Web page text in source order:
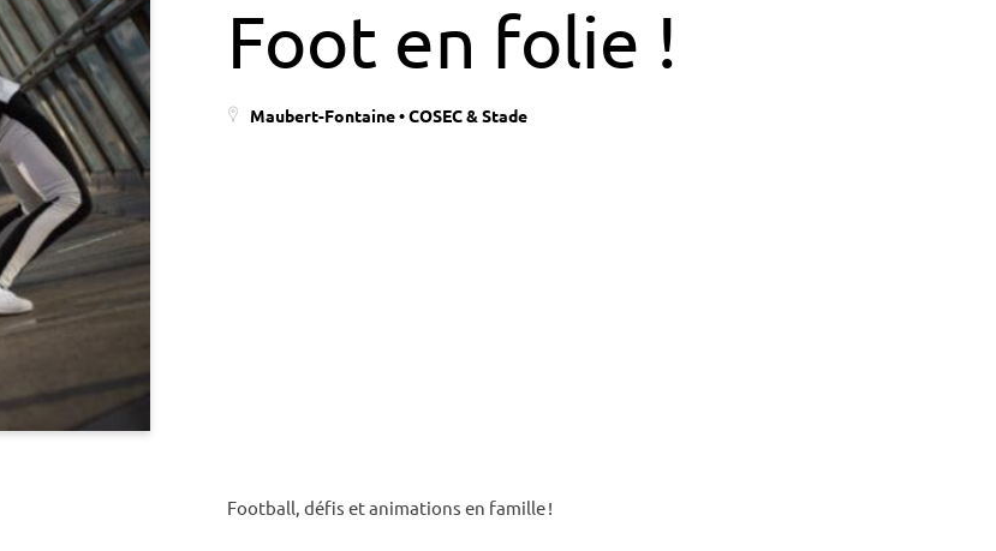
Foot en folie !
Maubert-Fontaine • COSEC & Stade
Foot­ball, défis et anima­tions en famille !